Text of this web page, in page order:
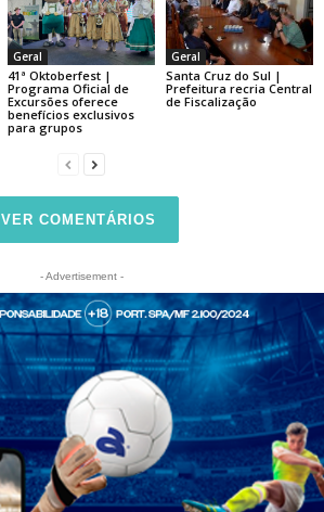
Geral
41ª Oktoberfest |
Programa Oficial de
Excursões oferece
benefícios exclusivos
para grupos
Geral
Santa Cruz do Sul |
Prefeitura recria Central
de Fiscalização
VER COMENTÁRIOS
- Advertisement -